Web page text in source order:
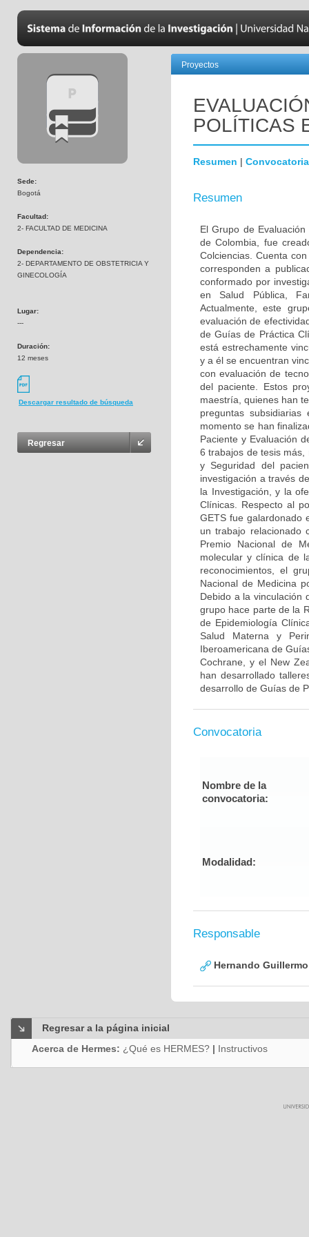
Sede:
Bogotá
Facultad:
2- FACULTAD DE MEDICINA
Dependencia:
2- DEPARTAMENTO DE OBSTETRICIA Y
GINECOLOGÍA
Lugar:
---
Duración:
12 meses
Descargar resultado de búsqueda
Regresar
Proyectos
POLÍTICAS
Resumen | Convocatoria
Resumen
El Grupo de
de Colombia, fue
Colciencias. Cuenta
corresponden a
conformado por
en Salud Pública,
Actualmente, este
evaluación de
de Guías de Práctica
está estrechamente
y a él se encuentran
con evaluación de
del paciente. Estos
maestría, quienes han
preguntas
momento se han
Paciente y Evaluación
6 trabajos de tesis más,
y Seguridad del
investigación a través
la Investigación, y la
Clínicas. Respecto al
GETS fue galardonado
un trabajo relacionado
Premio Nacional de
molecular y clínica de
reconocimientos, el
Nacional de Medicina
Debido a la vinculación
grupo hace parte de la
de Epidemiología
Salud Materna y
Iberoamericana de
Cochrane, y el New
han desarrollado
desarrollo de Guías de
Convocatoria
Nombre de la
convocatoria:
Modalidad:
Responsable
Hernando
Regresar a la página inicial
Acerca de Hermes: ¿Qué es HERMES? | Instructivos